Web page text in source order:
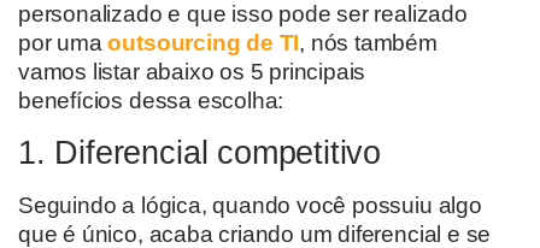
personalizado e que isso pode ser realizado
por umaoutsourcing de TI, nós também
vamos listar abaixo os 5 principais
benefícios dessa escolha:
1. Diferencial competitivo
Seguindo a lógica, quandovocê possuiu algo
que é único, acaba criando um diferencial e se